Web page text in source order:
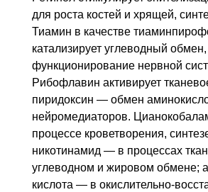
для роста костей и хрящей,
Тиамин в качестве
катализирует углеводный
функционирование нервной
Рибофлавин активирует
пиридоксин — обмен
нейромедиаторов.
процессе кроветворения,
никотинамид — в процессах
углеводном и жировом обмене;
кислота — в окислительно-